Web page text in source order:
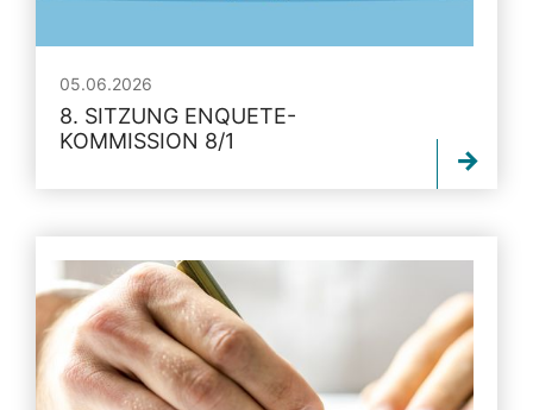
05.06.2026
8. SITZUNG ENQUETE-
KOMMISSION 8/1